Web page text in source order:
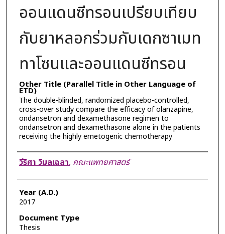
ออนแดนซีทรอนเปรียบเทียบ
กับยาหลอกร่วมกับเดกซาเมท
ทาโซนและออนแดนซีทรอน
Other Title (Parallel Title in Other Language of
ETD)
The double-blinded, randomized placebo-controlled,
cross-over study compare the efficacy of olanzapine,
ondansetron and dexamethasone regimen to
ondansetron and dexamethasone alone in the patients
receiving the highly emetogenic chemotherapy
Author
วีริศา วิมลเฉลา, คณะแพทยศาสตร์
Year (A.D.)
2017
Document Type
Thesis